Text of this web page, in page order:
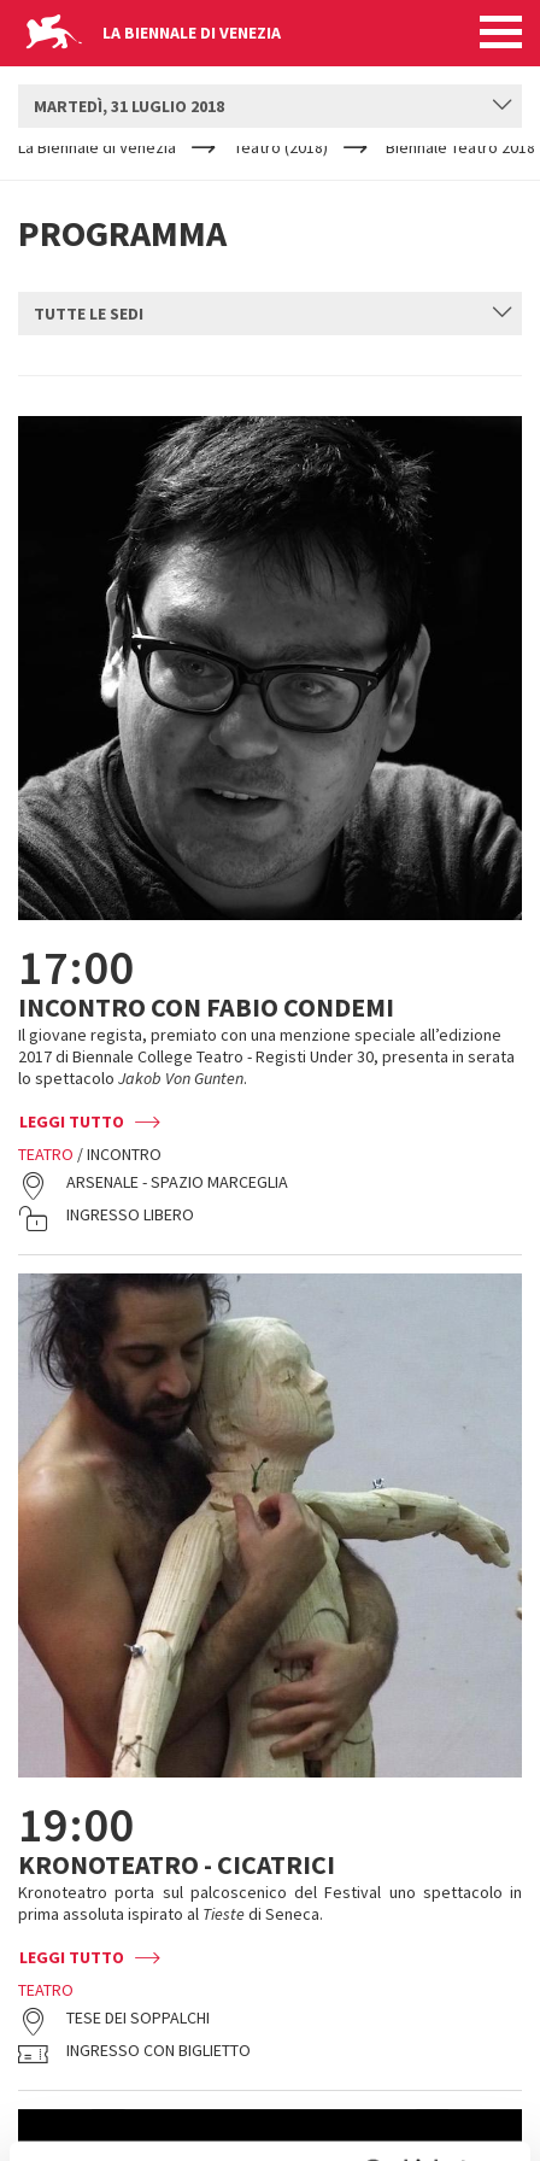
LA BIENNALE DI VENEZIA
ARE
La Biennale di Venezia Teatro (2018) Biennale Teatro 2018
PROGRAMMA
MARTEDÌ, 31 LUGLIO 2018
TUTTE LE SEDI
17:00
INCONTRO CON FABIO CONDEMI
Il giovane regista, premiato con una menzione speciale all’edizione
2017 di Biennale College Teatro - Registi Under 30, presenta in serata
lo spettacolo Jakob Von Gunten.
LEGGI TUTTO
TEATRO / INCONTRO
ARSENALE - SPAZIO MARCEGLIA
INGRESSO LIBERO
19:00
KRONOTEATRO - CICATRICI
Kronoteatro porta sul palcoscenico del Festival uno spettacolo in
prima assoluta ispirato al Tiestedi Seneca.
LEGGI TUTTO
TEATRO
TESE DEI SOPPALCHI
INGRESSO CON BIGLIETTO